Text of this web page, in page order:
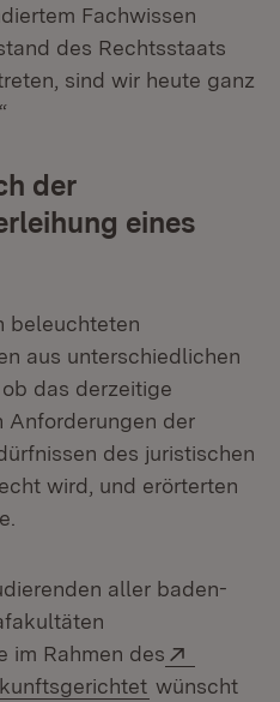
Fachwissen
des Rechtsstaats
sind wir heute ganz
der
eines
beleuchteten
aus unterschiedlichen
das derzeitige
Anforderungen der
des juristischen
wird, und erörterten
aller baden-
im Rahmen des
(Öffnet in
wünscht